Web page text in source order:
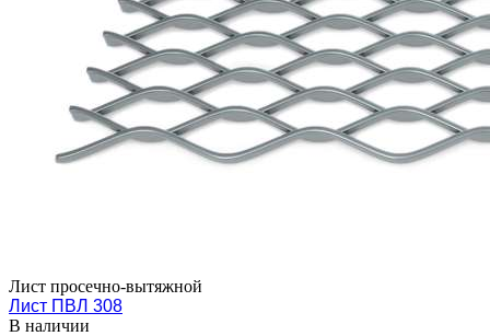
Лист просечно-вытяжной
Лист ПВЛ 308
В наличии